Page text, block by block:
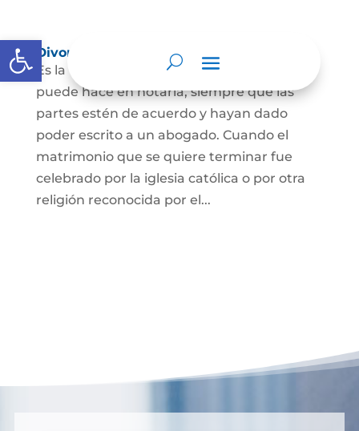
Abrir barra de herramientas
Divorcio
Es la terminación del Matrimonio Civil y se
puede hace en notaría, siempre que las
partes estén de acuerdo y hayan dado
poder escrito a un abogado. Cuando el
matrimonio que se quiere terminar fue
celebrado por la iglesia católica o por otra
religión reconocida por el...